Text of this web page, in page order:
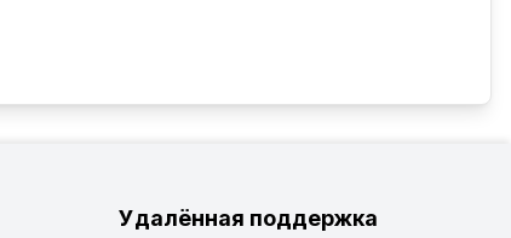
Удалённая поддержка